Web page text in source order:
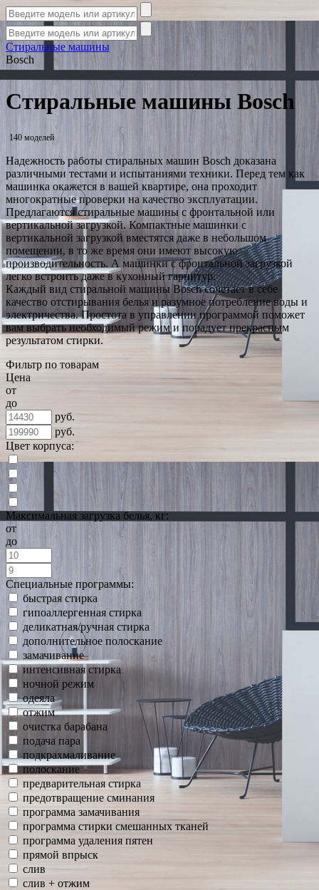
Стиральные машины
Bosch
Стиральные машины Bosch
140 моделей
Надежность работы стиральных машин Bosch доказана
различными тестами и испытаниями техники. Перед тем как
машинка окажется в вашей квартире, она проходит
многократные проверки на качество эксплуатации.
Предлагаются стиральные машины с фронтальной или
вертикальной загрузкой. Компактные машинки с
вертикальной загрузкой вместятся даже в небольшом
помещении, в то же время они имеют высокую
производительность. А машинки с фронтальной загрузкой
легко встроить даже в кухонный гарнитур.
Каждый вид стиральной машины Bosch сочетает в себе
качество отстирывания белья и разумное потребление воды и
электричества. Простота в управлении программой поможет
вам выбрать необходимый режим и порадует прекрасным
результатом стирки.
Фильтр по товарам
Цена
от
до
руб.
руб.
Цвет корпуса:
Максимальная загрузка белья, кг:
от
до
Специальные программы:
быстрая стирка
гипоаллергенная стирка
деликатная/ручная стирка
дополнительное полоскание
замачивание
интенсивная стирка
ночной режим
одеяла
отжим
очистка барабана
подача пара
подкрахмаливание
полоскание
предварительная стирка
предотвращение сминания
программа замачивания
программа стирки смешанных тканей
программа удаления пятен
прямой впрыск
слив
слив + отжим